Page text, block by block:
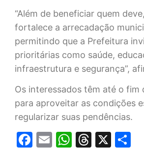
“Além de beneficiar quem
fortalece a arrecadação
permitindo que a Prefeitura
prioritárias como saúde,
infraestrutura e segurança”,
Os interessados têm até o fim
para aproveitar as condições
regularizar suas pendências.
Facebook
EmailWhatsApp
Threads
X